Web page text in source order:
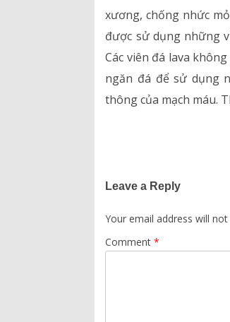
xương, chống nhức
được sử dụng những
Các viên đá lava
ngăn đá để sử dụng
thông của mạch máu.
Leave a Reply
Your email address will not
Comment*